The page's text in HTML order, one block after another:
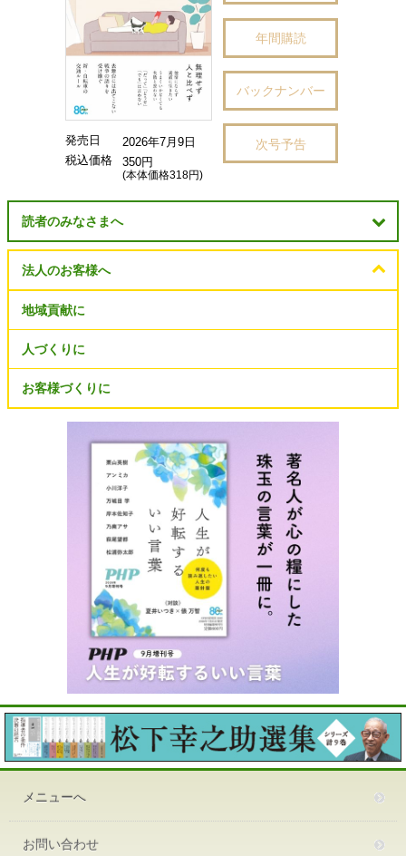
発売日
2026年7月9日
税込価格
350円
(本体価格318円)
年間購読
バックナンバー
次号予告
読者のみなさまへ
法人のお客様へ
地域貢献に
人づくりに
お客様づくりに
メニューへ
お問い合わせ